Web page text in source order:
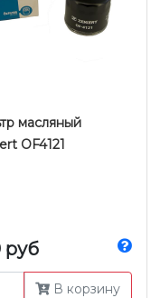
масляный
OF4121
руб
В корзину